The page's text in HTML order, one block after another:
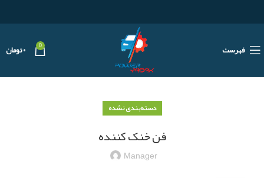
فهرست 0 ۰تومان
دسته‌بندی نشده
فن خنک کننده
Manager